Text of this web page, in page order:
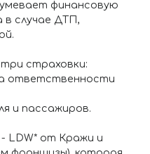
финансовую
случае ДТП,
страховки:
ответственности
и пассажиров.
LDW* от Кражи и